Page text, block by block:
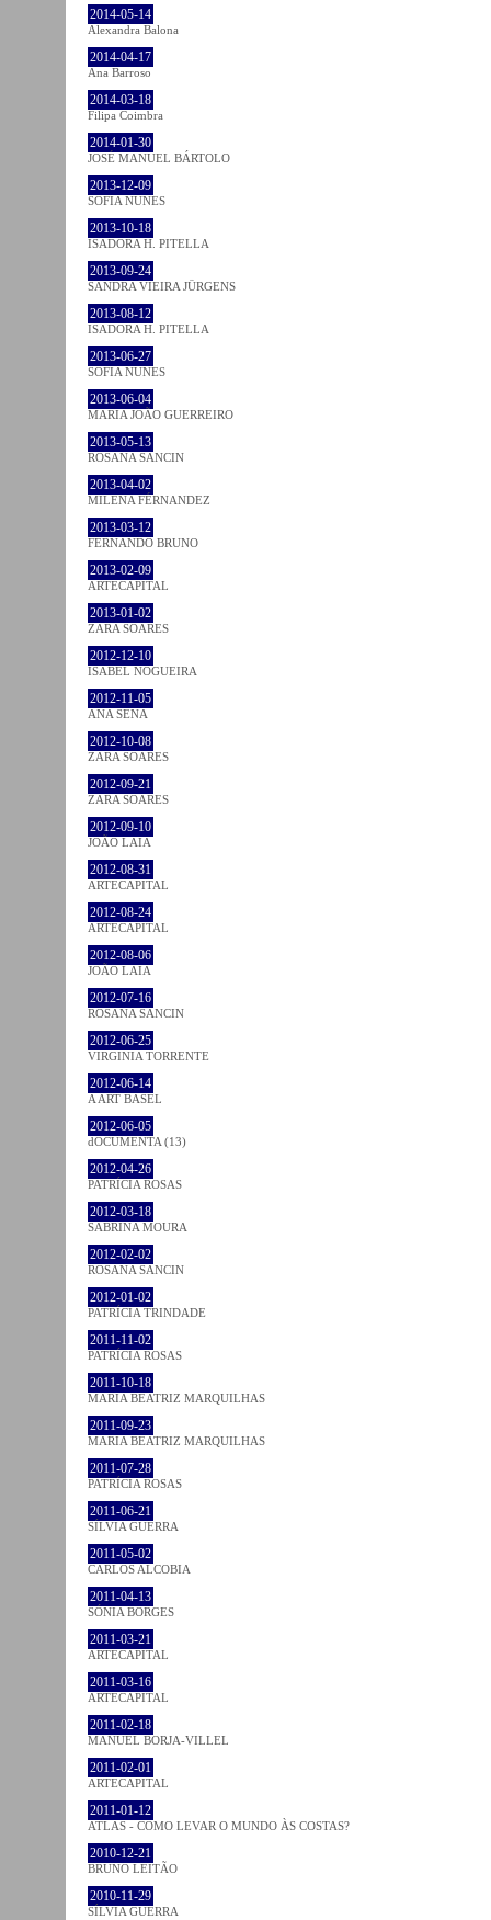
2014-05-14
Alexandra Balona
2014-04-17
Ana Barroso
2014-03-18
Filipa Coimbra
2014-01-30
JOSÉ MANUEL BÁRTOLO
2013-12-09
SOFIA NUNES
2013-10-18
ISADORA H. PITELLA
2013-09-24
SANDRA VIEIRA JÜRGENS
2013-08-12
ISADORA H. PITELLA
2013-06-27
SOFIA NUNES
2013-06-04
MARIA JOÃO GUERREIRO
2013-05-13
ROSANA SANCIN
2013-04-02
MILENA FÉRNANDEZ
2013-03-12
FERNANDO BRUNO
2013-02-09
ARTECAPITAL
2013-01-02
ZARA SOARES
2012-12-10
ISABEL NOGUEIRA
2012-11-05
ANA SENA
2012-10-08
ZARA SOARES
2012-09-21
ZARA SOARES
2012-09-10
JOÃO LAIA
2012-08-31
ARTECAPITAL
2012-08-24
ARTECAPITAL
2012-08-06
JOÃO LAIA
2012-07-16
ROSANA SANCIN
2012-06-25
VIRGINIA TORRENTE
2012-06-14
A ART BASEL
2012-06-05
dOCUMENTA (13)
2012-04-26
PATRÍCIA ROSAS
2012-03-18
SABRINA MOURA
2012-02-02
ROSANA SANCIN
2012-01-02
PATRÍCIA TRINDADE
2011-11-02
PATRÍCIA ROSAS
2011-10-18
MARIA BEATRIZ MARQUILHAS
2011-09-23
MARIA BEATRIZ MARQUILHAS
2011-07-28
PATRÍCIA ROSAS
2011-06-21
SÍLVIA GUERRA
2011-05-02
CARLOS ALCOBIA
2011-04-13
SÓNIA BORGES
2011-03-21
ARTECAPITAL
2011-03-16
ARTECAPITAL
2011-02-18
MANUEL BORJA-VILLEL
2011-02-01
ARTECAPITAL
2011-01-12
ATLAS - COMO LEVAR O MUNDO ÀS COSTAS?
2010-12-21
BRUNO LEITÃO
2010-11-29
SÍLVIA GUERRA